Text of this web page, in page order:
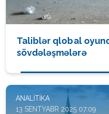
Taliblər qlobal
sövdələşmələrə
ANALITIKA
13 SENTYABR 2025 07:09